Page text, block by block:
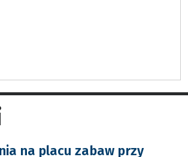
na placu zabaw przy